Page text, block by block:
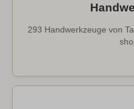
293 Handwerkzeuge von